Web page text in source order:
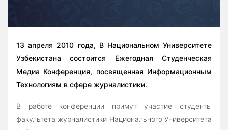
13 апреля 2010 года, В Национальном Университете
Узбекистана состоится Ежегодная Студенческая
Медиа Конференция, посвященная Информационным
Технологиям в сфере журналистики.
В работе конференции примут участие студенты
факультета журналистики Национального Университета